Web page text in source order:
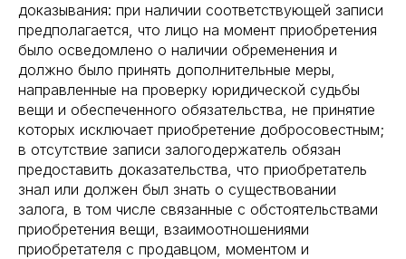
доказывания: при наличии соответствующей записи
предполагается, что лицо на момент приобретения
было осведомлено о наличии обременения и
должно было принять дополнительные меры,
направленные на проверку юридической судьбы
вещи и обеспеченного обязательства, не принятие
которых исключает приобретение добросовестным;
в отсутствие записи залогодержатель обязан
предоставить доказательства, что приобретатель
знал или должен был знать о существовании
залога, в том числе связанные с обстоятельствами
приобретения вещи, взаимоотношениями
приобретателя с продавцом, моментом и